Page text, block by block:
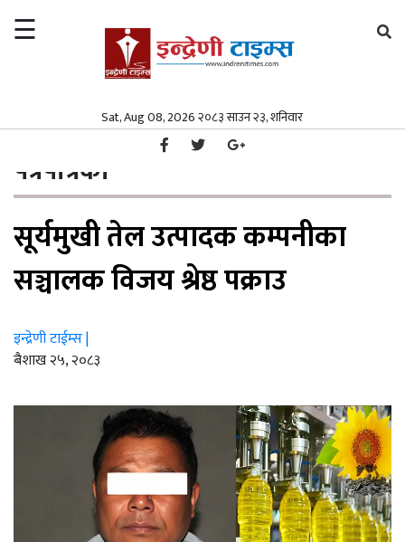
☰
Sat, Aug 08, 2026 २०८३ साउन २३, शनिवार
समाज
पत्रपत्रिका
मनोरञ्जन
स्वास्थ्य
वाणिज्य
सम्पादकीय
पत्रपत्रिका
मनोरञ्जन
विश्व
अर्थ/
वाणिज्य
शिक्षा
गृहपृष्ठ/ पत्रपत्रिका
पत्रपत्रिका
सूर्यमुखी तेल उत्पादक कम्पनीका
सञ्चालक विजय श्रेष्ठ पक्राउ
इन्द्रेणी टाईम्स |
ब‌ैशाख २५, २०८३